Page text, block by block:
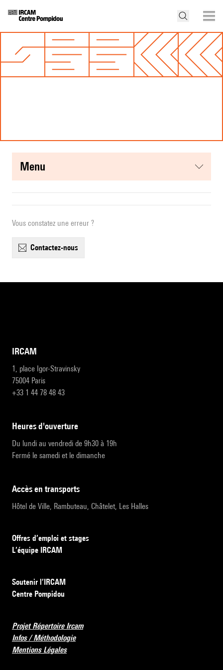
menu
Vous constatez une erreur ?
contactez-nous
IRCAM
1, place Igor-Stravinsky
75004 Paris
+33 1 44 78 48 43
heures d'ouverture
Du lundi au vendredi de 9h30 à 19h
Fermé le samedi et le dimanche
accès en transports
Hôtel de Ville, Rambuteau, Châtelet, Les Halles
Offres d’emploi et stages
L’équipe IRCAM
Soutenir l’IRCAM
Centre Pompidou
Projet Répertoire Ircam
Infos / Méthodologie
Mentions Légales